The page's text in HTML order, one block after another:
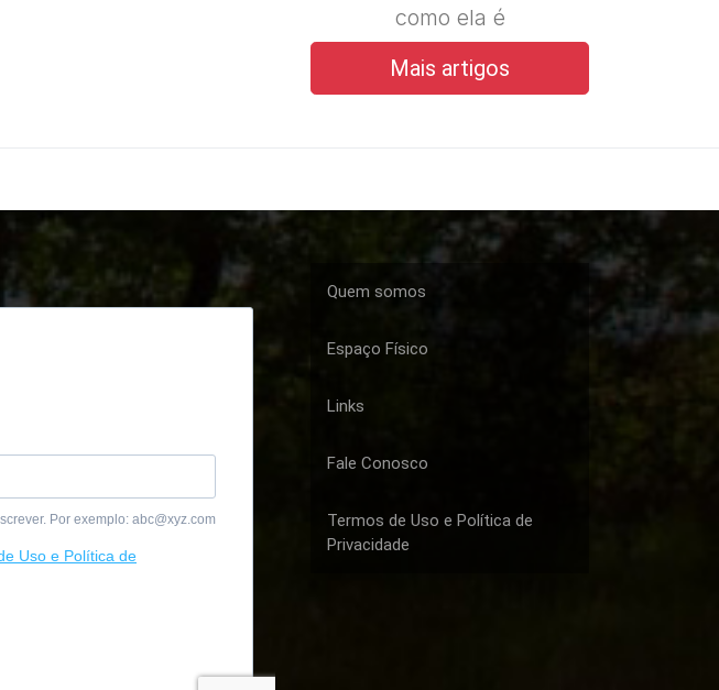
como ela é
Mais artigos
Quem somos
Espaço Físico
Links
Fale Conosco
Termos de Uso e Política de
Privacidade